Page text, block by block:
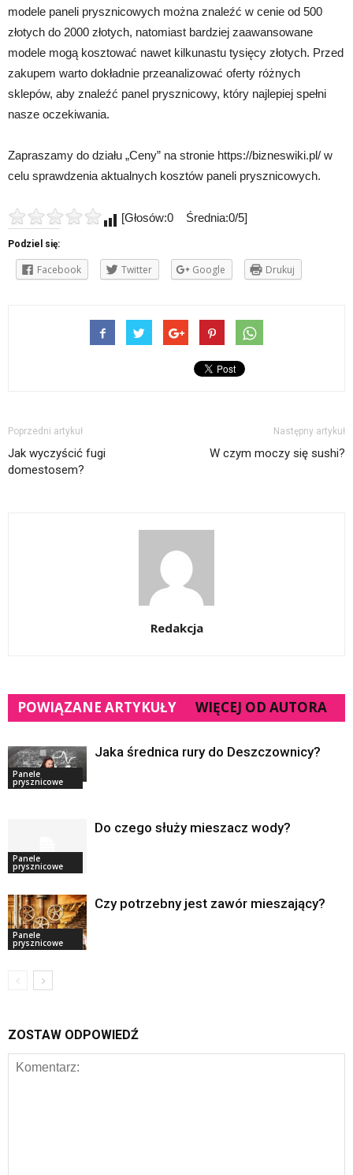
modele paneli prysznicowych można znaleźć w cenie od 500
złotych do 2000 złotych, natomiast bardziej zaawansowane
modele mogą kosztować nawet kilkunastu tysięcy złotych. Przed
zakupem warto dokładnie przeanalizować oferty różnych
sklepów, aby znaleźć panel prysznicowy, który najlepiej spełni
nasze oczekiwania.
Zapraszamy do działu „Ceny” na stronie https://bizneswiki.pl/ w
celu sprawdzenia aktualnych kosztów paneli prysznicowych.
[Głosów:0 Średnia:0/5]
Podziel się:
Facebook Twitter Google Drukuj
Poprzedni artykuł
Jak wyczyścić fugi
domestosem?
Następny artykuł
W czym moczy się sushi?
Redakcja
POWIĄZANE ARTYKUŁY WIĘCEJ OD AUTORA
Panele
prysznicowe
Jaka średnica rury do Deszczownicy?
Panele
prysznicowe
Do czego służy mieszacz wody?
Panele
prysznicowe
Czy potrzebny jest zawór mieszający?
ZOSTAW ODPOWIEDŹ